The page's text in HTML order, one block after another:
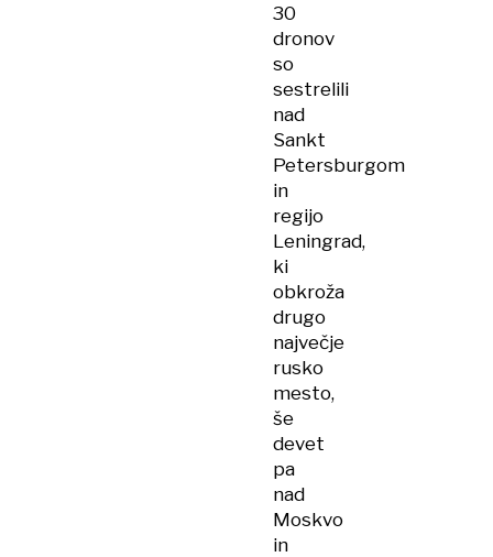
30
dronov
so
sestrelili
nad
Sankt
Petersburgom
in
regijo
Leningrad,
ki
obkroža
drugo
največje
rusko
mesto,
še
devet
pa
nad
Moskvo
in